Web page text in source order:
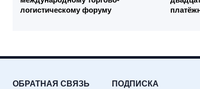
логистическому форуму
ОБРАТНАЯ СВЯЗЬ ПОДПИСКА